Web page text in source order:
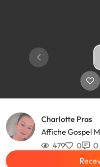
Charlotte Pras
Affiche Gospel
479 0
0